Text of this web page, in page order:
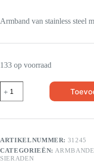
Armband van stainless steel
133 op voorraad
ARTIKELNUMMER: 31245
CATEGORIEËN:
SIERADEN